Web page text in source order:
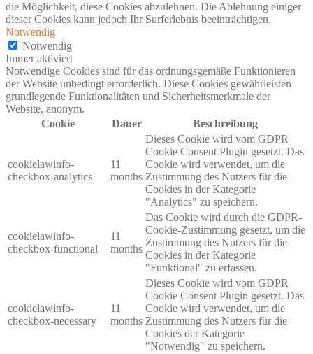
die Möglichkeit, diese Cookies abzulehnen. Die Ablehnung einiger
dieser Cookies kann jedoch Ihr Surferlebnis beeinträchtigen.
Notwendig
Notwendig
Immer aktiviert
Notwendige Cookies sind für das ordnungsgemäße Funktionieren
der Website unbedingt erforderlich. Diese Cookies gewährleisten
grundlegende Funktionalitäten und Sicherheitsmerkmale der
Website, anonym.
Cookie
Dauer Beschreibung
cookielawinfo-
checkbox-analytics
11
months
Dieses Cookie wird vom GDPR
Cookie Consent Plugin gesetzt. Das
Cookie wird verwendet, um die
Zustimmung des Nutzers für die
Cookies in der Kategorie
"Analytics" zu speichern.
cookielawinfo-
checkbox-functional
11
months
Das Cookie wird durch die GDPR-
Cookie-Zustimmung gesetzt, um die
Zustimmung des Nutzers für die
Cookies in der Kategorie
"Funktional" zu erfassen.
cookielawinfo-
checkbox-necessary
11
months
Dieses Cookie wird vom GDPR
Cookie Consent Plugin gesetzt. Das
Cookie wird verwendet, um die
Zustimmung des Nutzers für die
Cookies der Kategorie
"Notwendig" zu speichern.